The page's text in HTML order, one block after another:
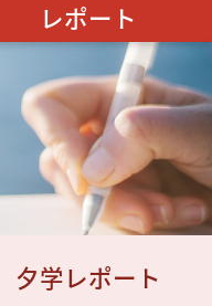
レポート
夕学レポート